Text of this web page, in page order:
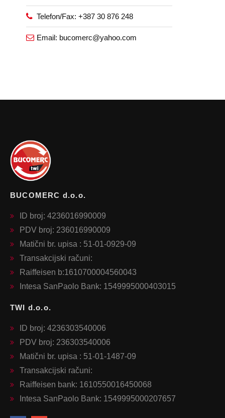
Telefon/Fax: +387 30 876 248
Email: bucomerc@yahoo.com
BUCOMERC d.o.o.
ID broj: 4236016990009
PDV broj: 236016990009
Matični br. upisa : 51-01-0929-09
Transakcijski računi:
Raiffeisen b:1610700004560043
Intesa SanPaolo Bank: 1549995000403015
TWI d.o.o.
ID broj: 4236303540006
PDV broj: 236303540006
Matični br. upisa : 51-01-1487-09
Transakcijski računi:
Raiffeisen bank: 1610550016450068
Intesa SanPaolo Bank: 1549995000207657